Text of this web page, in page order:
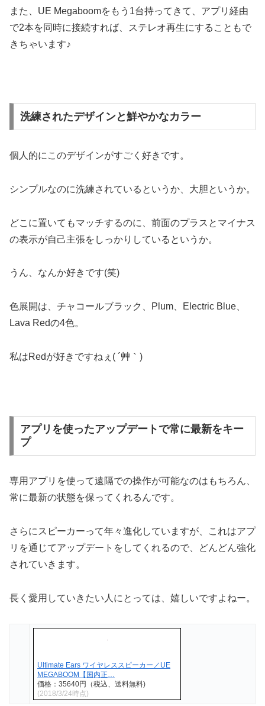
また、UE Megaboomをもう1台持ってきて、アプリ経由
で2本を同時に接続すれば、ステレオ再生にすることもで
きちゃいます♪
洗練されたデザインと鮮やかなカラー
個人的にこのデザインがすごく好きです。
シンプルなのに洗練されているというか、大胆というか。
どこに置いてもマッチするのに、前面のプラスとマイナス
の表示が自己主張をしっかりしているというか。
うん、なんか好きです(笑)
色展開は、チャコールブラック、Plum、Electric Blue、
Lava Redの4色。
私はRedが好きですねぇ( ´艸｀)
アプリを使ったアップデートで常に最新をキー
プ
専用アプリを使って遠隔での操作が可能なのはもちろん、
常に最新の状態を保ってくれるんです。
さらにスピーカーって年々進化していますが、これはアプ
リを通じてアップデートをしてくれるので、どんどん強化
されていきます。
長く愛用していきたい人にとっては、嬉しいですよねー。
Ultimate Ears ワイヤレススピーカー／UE
MEGABOOM【国内正…
価格：35640円（税込、送料無料)
(2018/3/24時点)